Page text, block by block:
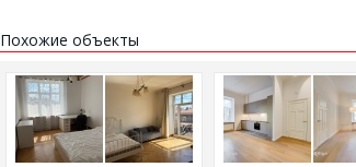
Похожие объекты